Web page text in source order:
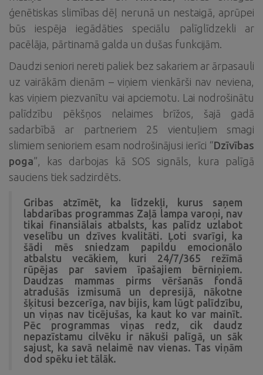
ģenētiskas slimības dēļ nerunā un nestaigā, aprūpei
būs iespēja iegādāties speciālu palīglīdzekli ar
pacēlāja, pārtinamā galda un dušas funkcijām.
Daudzi seniori nereti paliek bez sakariem ar ārpasauli
uz vairākām dienām – viņiem vienkārši nav neviena,
kas viņiem piezvanītu vai apciemotu. Lai nodrošinātu
palīdzību pēkšņos nelaimes brīžos, šajā gadā
sadarbībā ar partneriem 25 vientuļiem smagi
slimiem senioriem esam nodrošinājusi ierīci “Dzīvības
poga”, kas darbojas kā SOS signāls, kura palīgā
sauciens tiek sadzirdēts.
Gribas atzīmēt, ka līdzekļi, kurus saņem
labdarības programmas Zaļā lampa varoņi, nav
tikai finansiālais atbalsts, kas palīdz uzlabot
veselību un dzīves kvalitāti. Ļoti svarīgi, ka
šādi mēs sniedzam papildu emocionālo
atbalstu vecākiem, kuri 24/7/365 režīmā
rūpējas par saviem īpašajiem bērniņiem.
Daudzas mammas pirms vēršanās fondā
atradušās izmisumā un depresijā, nākotne
šķitusi bezcerīga, nav bijis, kam lūgt palīdzību,
un viņas nav ticējušas, ka kaut ko var mainīt.
Pēc programmas viņas redz, cik daudz
nepazīstamu cilvēku ir nākuši palīgā, un sāk
sajust, ka savā nelaimē nav vienas. Tas viņām
dod spēku iet tālāk.